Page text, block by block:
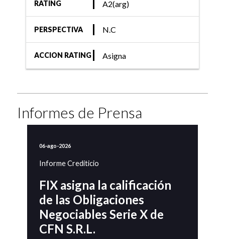
RATING A2(arg)
PERSPECTIVA N.C
ACCION RATING Asigna
Informes de Prensa
06-ago-2026
Informe Crediticio
FIX asigna la calificación
de las Obligaciones
Negociables Serie X de
CFN S.R.L.